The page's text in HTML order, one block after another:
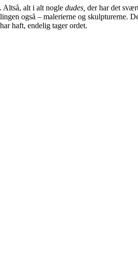
Altså, alt i alt nogle dudes, der har det
også – malerierne og skulpturerne.
haft, endelig tager ordet.